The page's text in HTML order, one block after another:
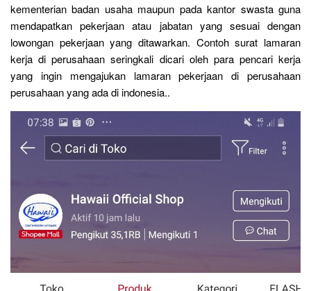
kementerian badan usaha maupun pada kantor swasta guna
mendapatkan pekerjaan atau jabatan yang sesuai dengan
lowongan pekerjaan yang ditawarkan. Contoh surat lamaran
kerja di perusahaan seringkali dicari oleh para pencari kerja
yang ingin mengajukan lamaran pekerjaan di perusahaan
perusahaan yang ada di indonesia..